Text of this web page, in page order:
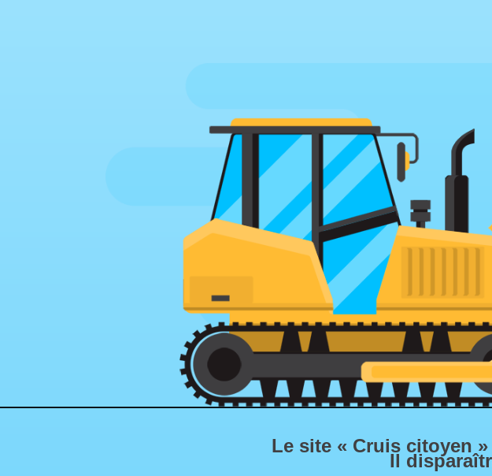
Le site « Cruis citoyen
Il